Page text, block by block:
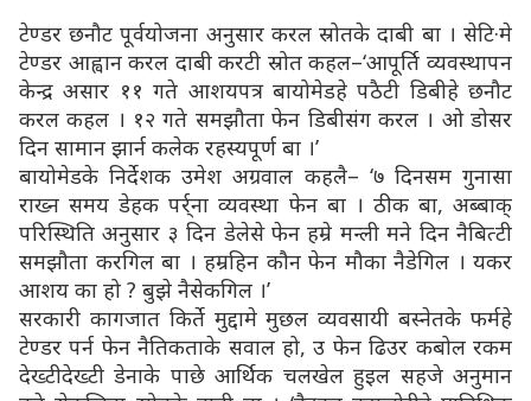
टेण्डर छनौट पूर्वयोजना अनुसार करल स्रोतके दाबी बा । सेटि·मे
टेण्डर आह्वान करल दाबी करटी स्रोत कहल–‘आपूर्ति व्यवस्थापन
केन्द्र असार ११ गते आशयपत्र बायोमेडहे पठैटी डिबीहे छनौट
करल कहल । १२ गते समझौता फेन डिबीसंग करल । ओ डोसर
दिन सामान झार्न कलेक रहस्यपूर्ण बा ।’
बायोमेडके निर्देशक उमेश अग्रवाल कहलै– ‘७ दिनसम गुनासा
राख्न समय डेहक पर्र्ना व्यवस्था फेन बा । ठीक बा, अब्बाक्
परिस्थिति अनुसार ३ दिन डेलेसे फेन हम्रे मन्ली मने दिन नैबित्टी
समझौता करगिल बा । हम्रहिन कौन फेन मौका नैडेगिल । यकर
आशय का हो ? बुझे नैसेकगिल ।’
सरकारी कागजात किर्ते मुद्दामे मुछल व्यवसायी बस्नेतके फर्महे
टेण्डर पर्न फेन नैतिकताके सवाल हो, उ फेन ढिउर कबोल रकम
देख्टीदेख्टी डेनाके पाछे आर्थिक चलखेल हुइल सहजे अनुमान